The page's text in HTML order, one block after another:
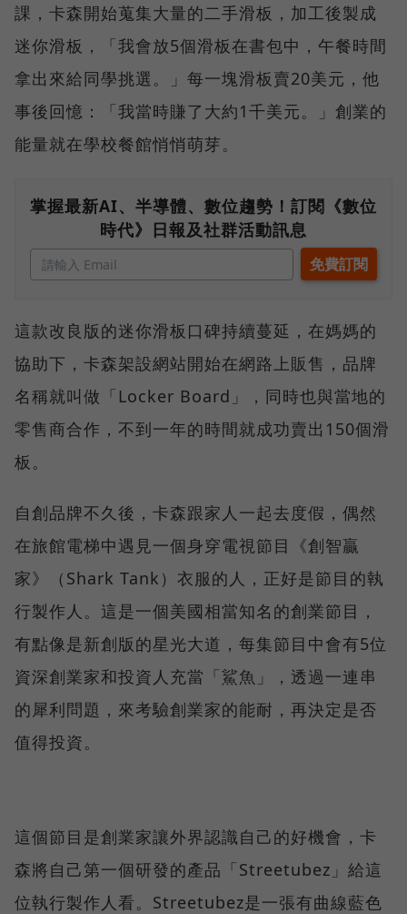
課，卡森開始蒐集大量的二手滑板，加工後製成
迷你滑板，「我會放5個滑板在書包中，午餐時間
拿出來給同學挑選。」每一塊滑板賣20美元，他
事後回憶：「我當時賺了大約1千美元。」創業的
能量就在學校餐館悄悄萌芽。
掌握最新AI、半導體、數位趨勢！訂閱《數位
時代》日報及社群活動訊息
這款改良版的迷你滑板口碑持續蔓延，在媽媽的
協助下，卡森架設網站開始在網路上販售，品牌
名稱就叫做「Locker Board」，同時也與當地的
零售商合作，不到一年的時間就成功賣出150個滑
板。
自創品牌不久後，卡森跟家人一起去度假，偶然
在旅館電梯中遇見一個身穿電視節目《創智贏
家》（Shark Tank）衣服的人，正好是節目的執
行製作人。這是一個美國相當知名的創業節目，
有點像是新創版的星光大道，每集節目中會有5位
資深創業家和投資人充當「鯊魚」，透過一連串
的犀利問題，來考驗創業家的能耐，再決定是否
值得投資。
這個節目是創業家讓外界認識自己的好機會，卡
森將自己第一個研發的產品「Streetubez」給這
位執行製作人看。Streetubez是一張有曲線藍色